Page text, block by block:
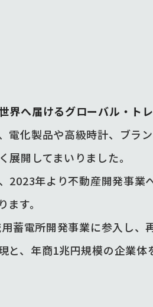
界へ届けるグローバル・ト
電化製品や高級時計、ブラ
展開してまいりました。
2023年より不動産開発事
す。
蓄電所開発事業に参入し
と、年商1兆円規模の企業体